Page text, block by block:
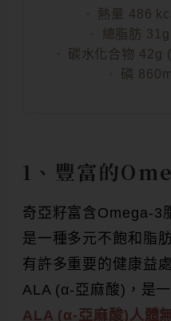
熱量 486
總脂肪
碳水化合物 42g
磷
1、豐富的
奇亞籽富含Omega-3
是一種多元不飽和脂
有許多重要的健康益
ALA (α-亞麻酸)，是
ALA (α-亞麻酸)人體